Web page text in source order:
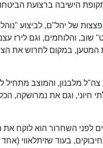
הישיבה ברצועת
הפצצות של יהל"ם, לביצוע
שוב, והלוחמים, וגם לירז
מלבנון, והמוצב מתחיל
חיוני, וגם את נמרושקה,
השחרור הוא לוקח את
בעוד שזיתלאווי